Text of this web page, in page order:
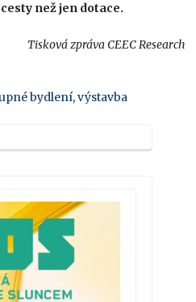
než jen dotace.
Tisková zpráva CEEC Research
bydlení,výstavba